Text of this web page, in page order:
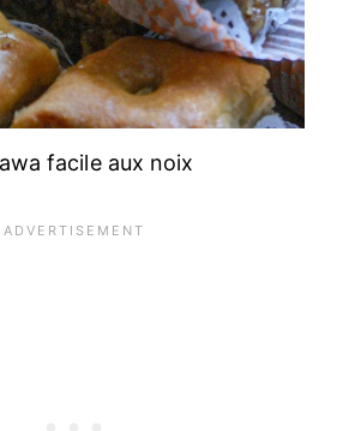
facile aux noix